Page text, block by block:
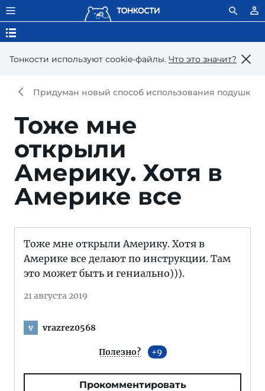
Тонкости используют сookie-файлы. Что это значит?
Придуман новый способ использования подушки
Тоже мне
открыли
Америку. Хотя в
Америке все
Тоже мне открыли Америку. Хотя в
Америке все делают по инструкции. Там
это может быть и гениально))).
21 августа 2019
v vrazrez0568
Полезно? 9
Прокомментировать